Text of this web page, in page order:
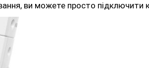
ви можете просто підключити